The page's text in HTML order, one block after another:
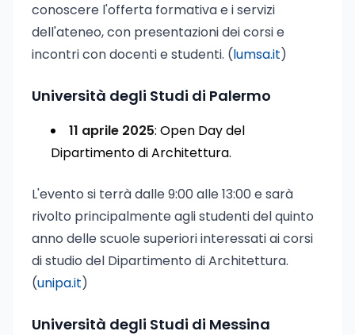
conoscere l'offerta formativa e i servizi
dell'ateneo, con presentazioni dei corsi e
incontri con docenti e studenti. (lumsa.it)
Università degli Studi di Palermo
11 aprile 2025: Open Day del
Dipartimento di Architettura.
L'evento si terrà dalle 9:00 alle 13:00 e sarà
rivolto principalmente agli studenti del quinto
anno delle scuole superiori interessati ai corsi
di studio del Dipartimento di Architettura.
(unipa.it)
Università degli Studi di Messina